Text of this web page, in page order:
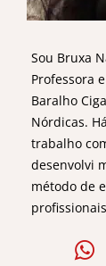
Sou Bruxa
Professora
Baralho
Nórdicas.
trabalho
desenvolvi
método de